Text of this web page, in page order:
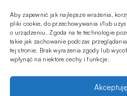
Aby zapewnić jak najlepsze wrażenia,
pliki cookie, do przechowywania i/lub
o urządzeniu. Zgoda na te technologie
takie jak zachowanie podczas
tej stronie. Brak wyrażenia zgody lub
wpłynąć na niektóre cechy i funkcje.
Akceptuję
ПРОДУКТЫ
КальяныЧашиУгли и розжиг
ИНФОРМАЦИЯ
АКЦИИFAQФирмыПравила
УСЛУГИ
Магазин